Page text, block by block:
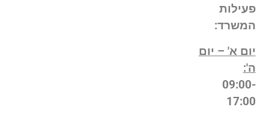
פעילות
המשרד:
יום א' – יום
ה':
09:00-
17:00